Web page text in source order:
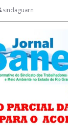
sindaguarn